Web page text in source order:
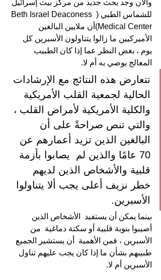
والآن وجد بحث جديد من مركز بيث إسرائيل
للشماس الطبي ( Beth Israel Deaconess
Medical Center)أن ملايين البالغين
الأميركيين ما زالوا يتناولون الأسبرين كل
يوم ، بغض النظر عما إذا كان الطبيب
المعالج يوصي به أم لا.
تتعارض هذه النتائج مع الإرشادات
الحالية لجمعية القلب الأمريكية
والكلية الأمريكية لأمراض القلب ،
والتي تنص صراحةً على أن
البالغين الذين تزيد أعمارهم عن
70 عامًا والذين لم  يصابوا بأزمة
قلبية والأشخاص الذين لديهم
خطر نزيف أعلى يجب ألا يتناولوا
الأسبرين.
بينما يمكن أن يستفيد  الأشخاص الذين
أصيبوا بنوبة قلبية أو سكتة دماغية  من
الأسبرين ، فمن الأهمية  أن يستشير الجميع
طبيبهم بشأن ما إذا كان يجب عليهم تناول
الأسبرين أم لا.